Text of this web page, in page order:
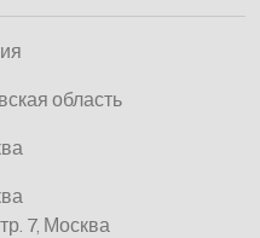
область
7, Москва